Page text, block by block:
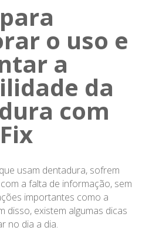
o uso e
a
da
com
usam dentadura, sofrem
a falta de informação, sem
importantes como a
disso, existem algumas dicas
no dia a dia.